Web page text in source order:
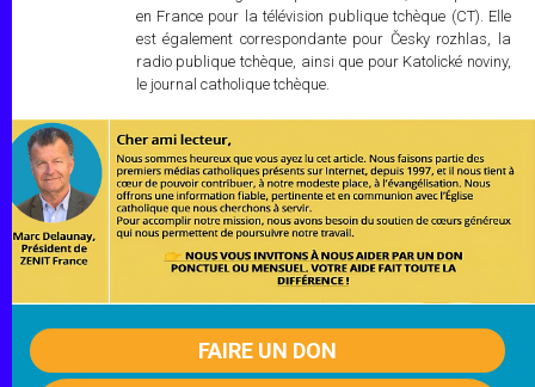
en France pour la télévision publique tchèque (CT). Elle
est également correspondante pour Česky rozhlas, la
radio publique tchèque, ainsi que pour Katolické noviny,
le journal catholique tchèque.
FAIRE UN DON